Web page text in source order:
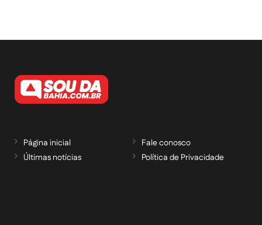
Página inicial
Últimas notícias
Fale conosco
Política de Privacidade